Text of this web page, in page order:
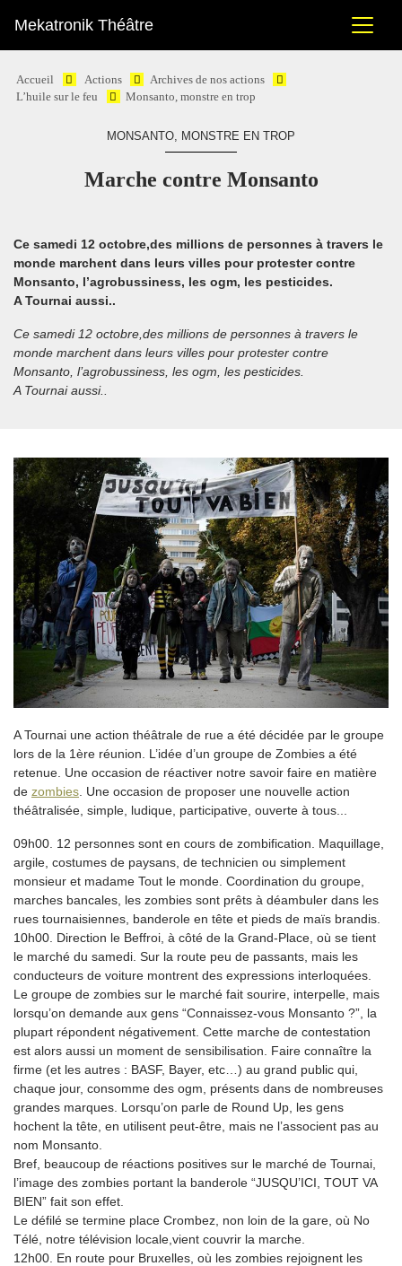
Mekatronik Théâtre
Accueil Actions
Archives de nos actions
L’huile sur le feu
Monsanto, monstre en trop
MONSANTO, MONSTRE EN TROP
Marche contre Monsanto
Ce samedi 12 octobre,des millions de personnes à travers le
monde marchent dans leurs villes pour protester contre
Monsanto, l’agrobussiness, les ogm, les pesticides.
A Tournai aussi..
Ce samedi 12 octobre,des millions de personnes à travers le
monde marchent dans leurs villes pour protester contre
Monsanto, l’agrobussiness, les ogm, les pesticides.
A Tournai aussi..
A Tournai une action théâtrale de rue a été décidée par le groupe
lors de la 1ère réunion. L’idée d’un groupe de Zombies a été
retenue. Une occasion de réactiver notre savoir faire en matière
de zombies . Une occasion de proposer une nouvelle action
théâtralisée, simple, ludique, participative, ouverte à tous...
09h00. 12 personnes sont en cours de zombification. Maquillage,
argile, costumes de paysans, de technicien ou simplement
monsieur et madame Tout le monde. Coordination du groupe,
marches bancales, les zombies sont prêts à déambuler dans les
rues tournaisiennes, banderole en tête et pieds de maïs brandis.
10h00. Direction le Beffroi, à côté de la Grand-Place, où se tient
le marché du samedi. Sur la route peu de passants, mais les
conducteurs de voiture montrent des expressions interloquées.
Le groupe de zombies sur le marché fait sourire, interpelle, mais
lorsqu’on demande aux gens “Connaissez-vous Monsanto ?”, la
plupart répondent négativement. Cette marche de contestation
est alors aussi un moment de sensibilisation. Faire connaître la
firme (et les autres : BASF, Bayer, etc…) au grand public qui,
chaque jour, consomme des ogm, présents dans de nombreuses
grandes marques. Lorsqu’on parle de Round Up, les gens
hochent la tête, en utilisent peut-être, mais ne l’associent pas au
nom Monsanto.
Bref, beaucoup de réactions positives sur le marché de Tournai,
l’image des zombies portant la banderole “JUSQU’ICI, TOUT VA
BIEN” fait son effet.
Le défilé se termine place Crombez, non loin de la gare, où No
Télé, notre télévision locale,vient couvrir la marche.
12h00. En route pour Bruxelles, où les zombies rejoignent les